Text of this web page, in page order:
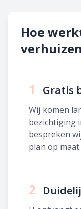
Hoe
1 Gratis
Wij komen
bezichtiging
bespreken
plan op maat.
2